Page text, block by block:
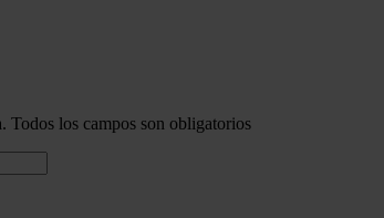
Todos los campos son obligatorios